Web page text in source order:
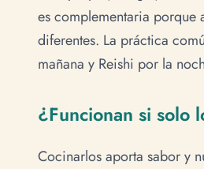
es complementaria porque
diferentes. La práctica
mañana y Reishi por la
¿Funcionan si solo
Cocinarlos aporta sabor y